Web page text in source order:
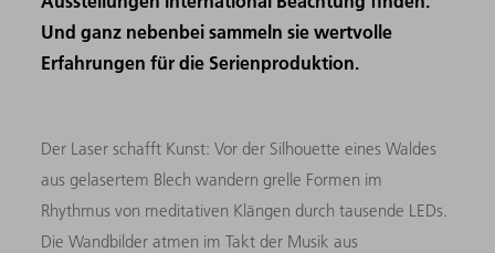
Und ganz nebenbei sammeln sie wertvolle
Erfahrungen für die Serienproduktion.
Der Laser schafft Kunst: Vor der Silhouette eines Waldes
aus gelasertem Blech wandern grelle Formen im
Rhythmus von meditativen Klängen durch tausende LEDs.
Die Wandbilder atmen im Takt der Musik aus